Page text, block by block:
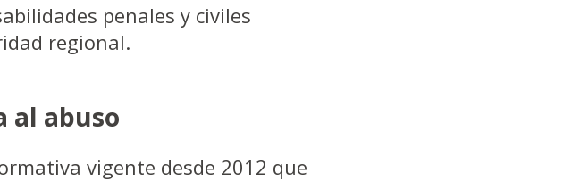
penales y civiles
regional.
al abuso
vigente desde 2012 que